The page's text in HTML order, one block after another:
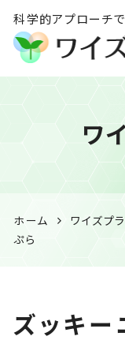
科学的アプローチ
ワイズ
品開発
品表示
ワ
ホーム ワイズプ
ぷら
ズッキー